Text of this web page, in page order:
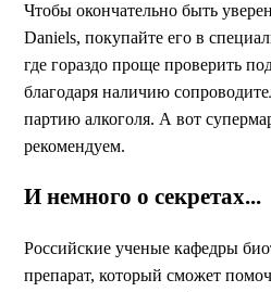
Чтобы окончательно быть
Daniels, покупайте его в
где гораздо проще проверить
благодаря наличию
партию алкоголя. А вот
рекомендуем.
И немного о секретах...
Российские ученые кафедры
препарат, который сможет